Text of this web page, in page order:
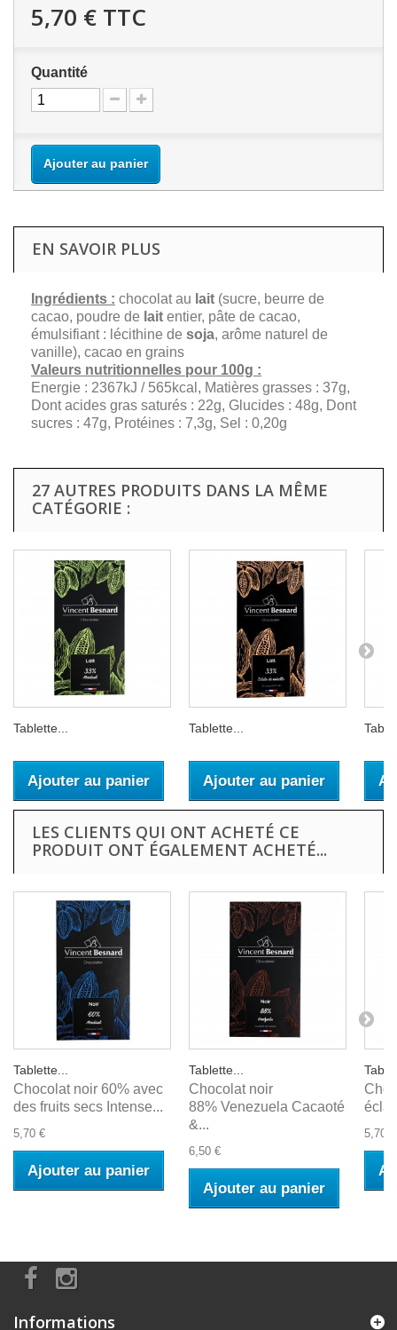
5,70 € TTC
Quantité
Ajouter au panier
EN SAVOIR PLUS
Ingrédients : chocolat au lait (sucre, beurre de
cacao, poudre de lait entier, pâte de cacao,
émulsifiant : lécithine de soja, arôme naturel de
vanille), cacao en grains
Valeurs nutritionnelles pour 100g :
Energie : 2367kJ / 565kcal, Matières grasses : 37g,
Dont acides gras saturés : 22g, Glucides : 48g, Dont
sucres : 47g, Protéines : 7,3g, Sel : 0,20g
27 AUTRES PRODUITS DANS LA MÊME
CATÉGORIE :
Tablette...
Ajouter au panier
Tablette...
Ajouter au panier
LES CLIENTS QUI ONT ACHETÉ CE
PRODUIT ONT ÉGALEMENT ACHETÉ...
Tablette...
Chocolat noir 60% avec
des fruits secs Intense...
5,70 €
Ajouter au panier
Tablette...
Chocolat noir
88% Venezuela Cacaoté
&...
6,50 €
Ajouter au panier
5,70 €
Informations